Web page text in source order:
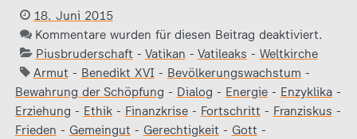
18. Juni 2015
Kommentare wurden für diesen Beitrag deaktiviert.
Piusbruderschaft - Vatikan - Vatileaks - Weltkirche
Armut - Benedikt XVI - Bevölkerungswachstum -
Bewahrung der Schöpfung - Dialog - Energie- Enzyklika-
Erziehung - Ethik- Finanzkrise- Fortschritt - Franziskus -
Frieden - Gemeingut - Gerechtigkeit - Gott -